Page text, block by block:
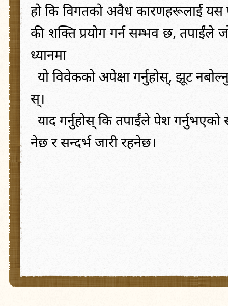
हो कि विगतको अवैध कारणहरूलाई यस
की शक्ति प्रयोग गर्न सम्भव छ,तपाईंले
ध्यानमा
यो विवेकको अपेक्षा गर्नुहोस्, झूट
स्।
याद गर्नुहोस् कि तपाईंले पेश गर्नुभएको
नेछ र सन्दर्भ जारी रहनेछ।